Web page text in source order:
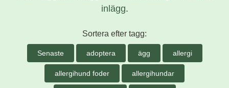
inlägg.
Sortera efter tagg:
Senaste adoptera ägg allergi
allergihund foder allergihundar